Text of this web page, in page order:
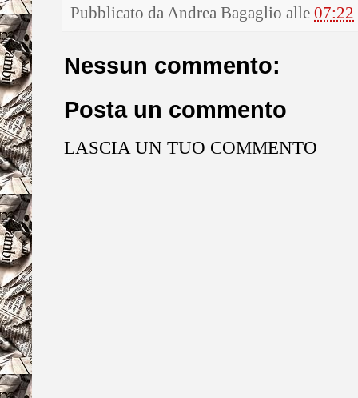
Pubblicato daAndrea Bagaglio alle 07:22
Nessun commento:
Posta un commento
LASCIA UN TUO COMMENTO